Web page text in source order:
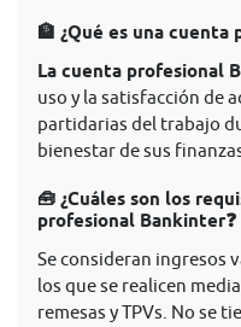
🏦 ¿Qué es una cuenta
La cuenta profesional
uso y la satisfacción de
partidarias del trabajo
bienestar de sus
🧰 ¿Cuáles son los
profesional Bankinter❓
Se consideran ingresos
los que se realicen
remesas y TPVs. No se